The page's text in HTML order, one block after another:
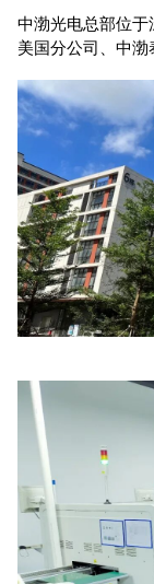
中渤光电总部位
美国分公司、中渤